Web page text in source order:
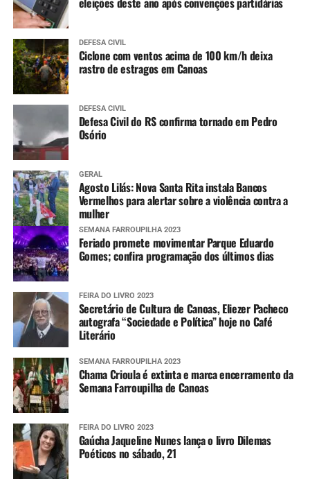
DEFESA CIVIL
Ciclone com ventos acima de 100 km/h deixa
rastro de estragos em Canoas
DEFESA CIVIL
Defesa Civil do RS confirma tornado em Pedro
Osório
GERAL
Agosto Lilás: Nova Santa Rita instala Bancos
Vermelhos para alertar sobre a violência contra a
mulher
SEMANA FARROUPILHA 2023
Feriado promete movimentar Parque Eduardo
Gomes; confira programação dos últimos dias
FEIRA DO LIVRO 2023
Secretário de Cultura de Canoas, Eliezer Pacheco
autografa “Sociedade e Política” hoje no Café
Literário
SEMANA FARROUPILHA 2023
Chama Crioula é extinta e marca encerramento da
Semana Farroupilha de Canoas
FEIRA DO LIVRO 2023
Gaúcha Jaqueline Nunes lança o livro Dilemas
Poéticos no sábado, 21